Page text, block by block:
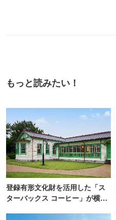
もっと読みたい！
登録有形文化財を活用した「ス
ターバックス コーヒー」が横